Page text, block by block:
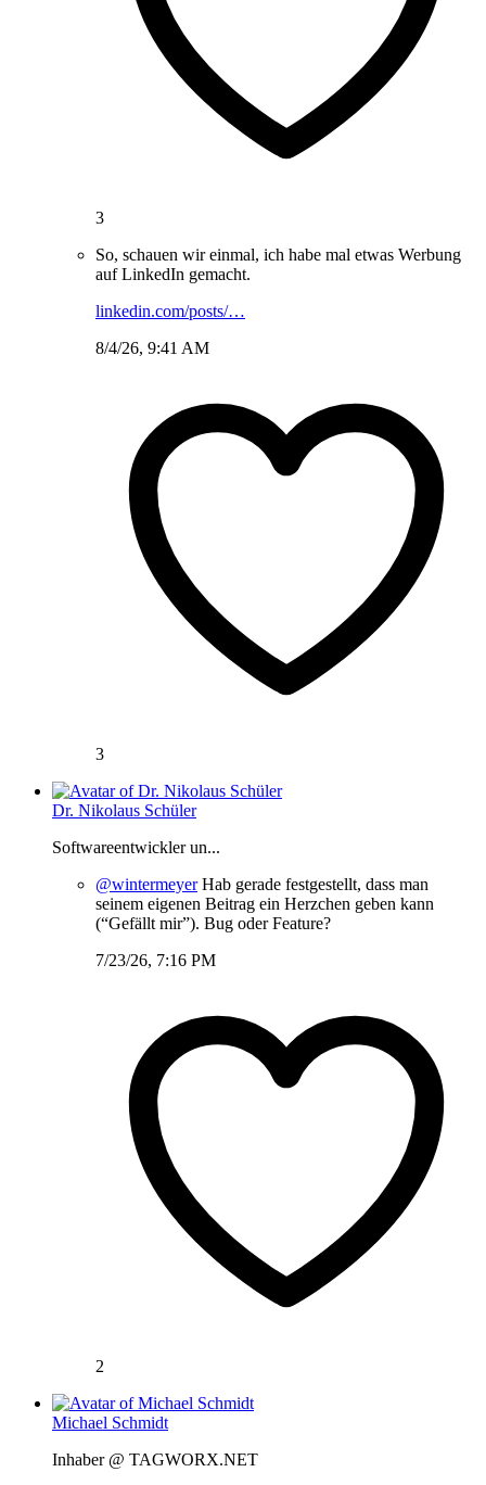
3
So, schauen wir einmal, ich habe mal etwas Werbung
auf LinkedIn gemacht.
linkedin.com/posts/…
8/4/26, 9:41 AM
3
Dr. Nikolaus Schüler
Softwareentwickler un...
@wintermeyerHab gerade festgestellt, dass man
seinem eigenen Beitrag ein Herzchen geben kann
(“Gefällt mir”). Bug oder Feature?
7/23/26, 7:16 PM
2
Michael Schmidt
Inhaber @ TAGWORX.NET